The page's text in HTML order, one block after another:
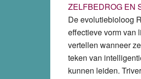
ZELFBEDROG EN
De evolutiebioloog
effectieve vorm van
vertellen wanneer
teken van
kunnen leiden.